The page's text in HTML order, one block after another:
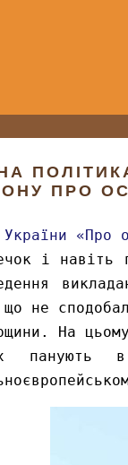
ПРО
«Про
і навіть
не
На